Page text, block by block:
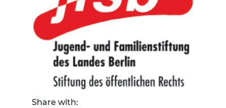
Share with: